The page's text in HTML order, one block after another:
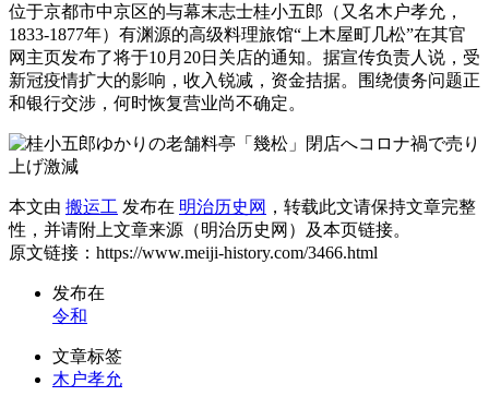
位于京都市中京区的与幕末志士桂小五郎（又名木户孝允，
1833-1877年）有渊源的高级料理旅馆“上木屋町几松”在其官
网主页发布了将于10月20日关店的通知。据宣传负责人说，受
新冠疫情扩大的影响，收入锐减，资金拮据。围绕债务问题正
和银行交涉，何时恢复营业尚不确定。
本文由 搬运工 发布在 明治历史网 ，转载此文请保持文章完整
性，并请附上文章来源（明治历史网）及本页链接。
原文链接：https://www.meiji-history.com/3466.html
发布在
令和
文章标签
木户孝允